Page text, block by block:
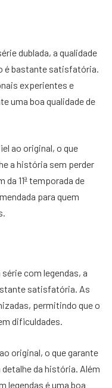
dublada, a qualidade
é bastante satisfatória.
experientes e
uma boa qualidade de
ao original, o que
a história sem perder
da 11ª temporada de
para quem
com legendas, a
satisfatória. As
permitindo que o
dificuldades.
original, o que garante
da história. Além
legendas é uma boa